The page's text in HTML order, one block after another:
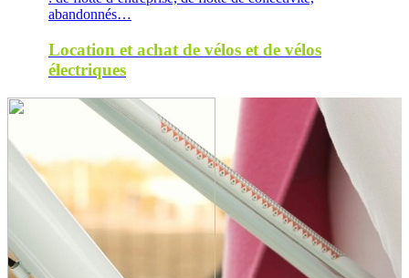
abandonnés…
Location et achat de vélos et de vélos
électriques